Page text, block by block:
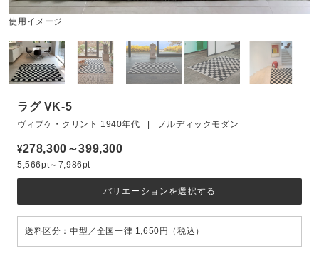
使用イメージ
ラグ VK-5
ヴィブケ・クリント 1940年代 | ノルディックモダン
¥278,300～399,300
5,566pt～7,986pt
バリエーションを選択する
送料区分：中型／全国一律 1,650円（税込）